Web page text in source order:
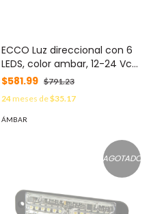
ECCO Luz direccional con 6
LEDS, color ambar, 12-24 Vcc
MOD: 1000-ADA
$581.99 $791.23
24meses de$35.17
ÁMBAR
AGOTADO